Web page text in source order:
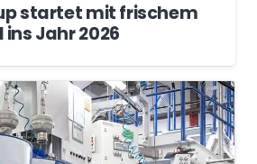
startet mit frischem
Jahr 2026